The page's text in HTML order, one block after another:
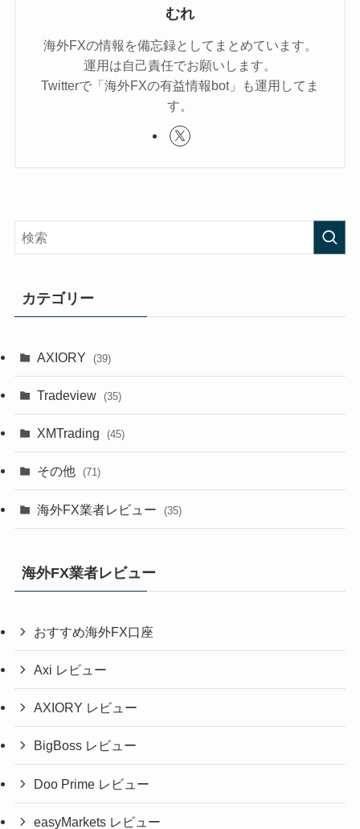
むれ
海外FXの情報を備忘録としてまとめています。
運用は自己責任でお願いします。
Twitterで「海外FXの有益情報bot」も運用してま
す。
カテゴリー
AXIORY (39)
Tradeview (35)
XMTrading (45)
その他 (71)
海外FX業者レビュー (35)
海外FX業者レビュー
おすすめ海外FX口座
Axi レビュー
AXIORY レビュー
BigBoss レビュー
Doo Prime レビュー
easyMarkets レビュー